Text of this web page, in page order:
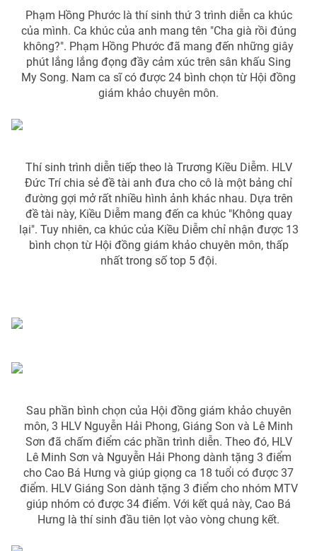
Phạm Hồng Phước là thí sinh thứ 3 trình diễn ca khúc
của mình. Ca khúc của anh mang tên "Cha già rồi đúng
không?". Phạm Hồng Phước đã mang đến những giây
phút lắng lắng đọng đầy cảm xúc trên sân khấu Sing
My Song. Nam ca sĩ có được 24 bình chọn từ Hội đồng
giám khảo chuyên môn.
Thí sinh trình diễn tiếp theo là Trương Kiều Diễm. HLV
Đức Trí chia sẻ đề tài anh đưa cho cô là một bảng chỉ
đường gợi mở rất nhiều hình ảnh khác nhau. Dựa trên
đề tài này, Kiều Diễm mang đến ca khúc "Không quay
lại". Tuy nhiên, ca khúc của Kiều Diễm chỉ nhận được 13
bình chọn từ Hội đồng giám khảo chuyên môn, thấp
nhất trong số top 5 đội.
Sau phần bình chọn của Hội đồng giám khảo chuyên
môn, 3 HLV Nguyễn Hải Phong, Giáng Son và Lê Minh
Sơn đã chấm điểm các phần trình diễn. Theo đó, HLV
Lê Minh Sơn và Nguyễn Hải Phong dành tặng 3 điểm
cho Cao Bá Hưng và giúp giọng ca 18 tuổi có được 37
điểm. HLV Giáng Son dành tặng 3 điểm cho nhóm MTV
giúp nhóm có được 34 điểm. Với kết quả này, Cao Bá
Hưng là thí sinh đầu tiên lọt vào vòng chung kết.